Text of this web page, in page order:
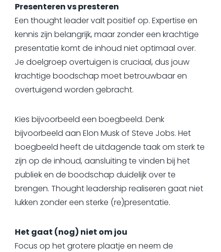
Presenteren vs presteren
Een thought leader valt positief op. Expertise en
kennis zijn belangrijk, maar zonder een krachtige
presentatie komt de inhoud niet optimaal over.
Je doelgroep overtuigen is cruciaal, dus jouw
krachtige boodschap moet betrouwbaar en
overtuigend worden gebracht.
Kies bijvoorbeeld een boegbeeld. Denk
bijvoorbeeld aan Elon Musk of Steve Jobs. Het
boegbeeld heeft de uitdagende taak om sterk te
zijn op de inhoud, aansluiting te vinden bij het
publiek en de boodschap duidelijk over te
brengen. Thought leadership realiseren gaat niet
lukken zonder een sterke (re)presentatie.
Het gaat (nog) niet om jou
Focus op het grotere plaatje en neem de